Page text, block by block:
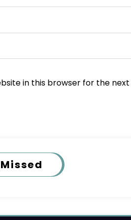
in this browser for the